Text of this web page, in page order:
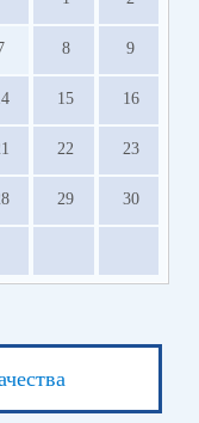
8 9
15 16
22 23
29 30